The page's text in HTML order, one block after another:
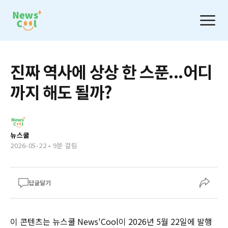
진짜 역사에 상상 한 스푼...어디
까지 해도 될까?
뉴스쿨
2026-05-22 - 9분 걸림
답글달기
이 콘텐츠는 뉴스쿨 News'Cool이 2026년 5월 22일에 발행